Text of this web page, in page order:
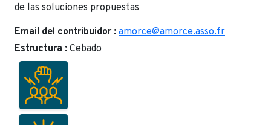
de las soluciones propuestas
Email del contribuidor : amorce@amorce.asso.fr
Estructura : Cebado